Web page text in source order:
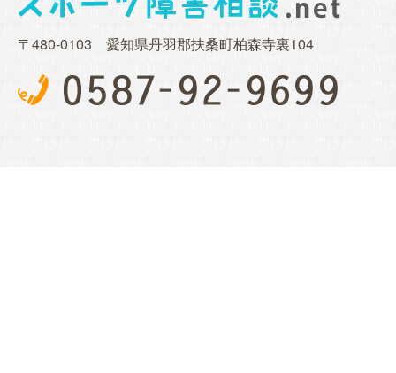
〒480-0103 愛知県丹羽郡扶桑町柏森寺裏104